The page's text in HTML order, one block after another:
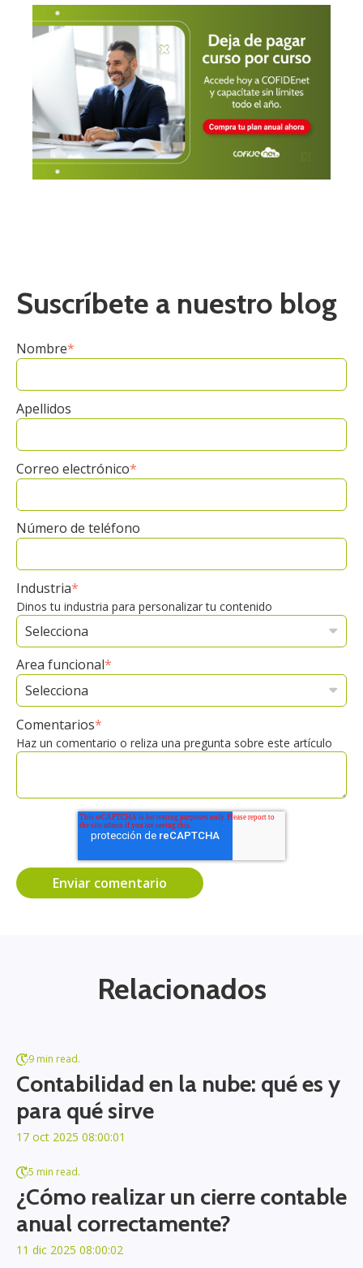
Suscríbete a nuestro blog
Nombre*
Apellidos
Correo electrónico*
Número de teléfono
Industria*
Dinos tu industria para personalizar tu contenido
Area funcional*
Comentarios*
Haz un comentario o reliza una pregunta sobre este artículo
Relacionados
9 min read.
Contabilidad en la nube: qué es y
para qué sirve
17 oct 2025 08:00:01
5 min read.
¿Cómo realizar un cierre contable
anual correctamente?
11 dic 2025 08:00:02